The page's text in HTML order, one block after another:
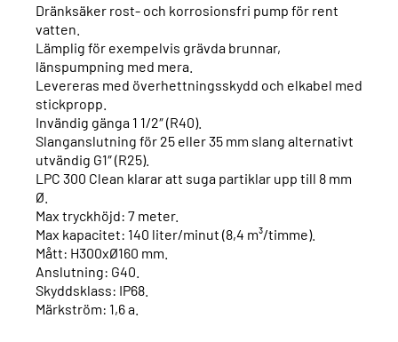
Dränksäker rost- och korrosionsfri pump för rent
vatten.
Lämplig för exempelvis grävda brunnar,
länspumpning med mera.
Levereras med överhettningsskydd och elkabel med
stickpropp.
Invändig gänga 1 1/2″ (R40).
Slanganslutning för 25 eller 35 mm slang alternativt
utvändig G1″ (R25).
LPC 300 Clean klarar att suga partiklar upp till 8 mm
Ø.
Max tryckhöjd: 7 meter.
Max kapacitet: 140 liter/minut (8,4 m³/timme).
Mått: H300xØ160 mm.
Anslutning: G40.
Skyddsklass: IP68.
Märkström: 1,6 a.